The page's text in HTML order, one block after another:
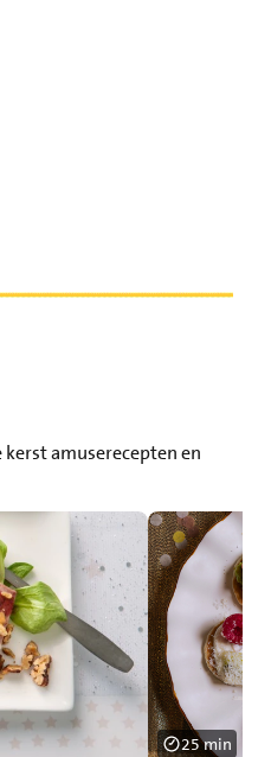
amuserecepten en
25 min